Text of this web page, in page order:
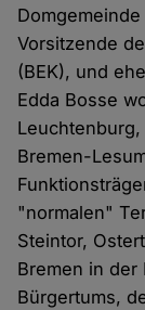
Vorsitzende
(BEK), und
Edda Bosse
Bremen-
"normalen"
Steintor,
Bremen in der
Bürgertums,